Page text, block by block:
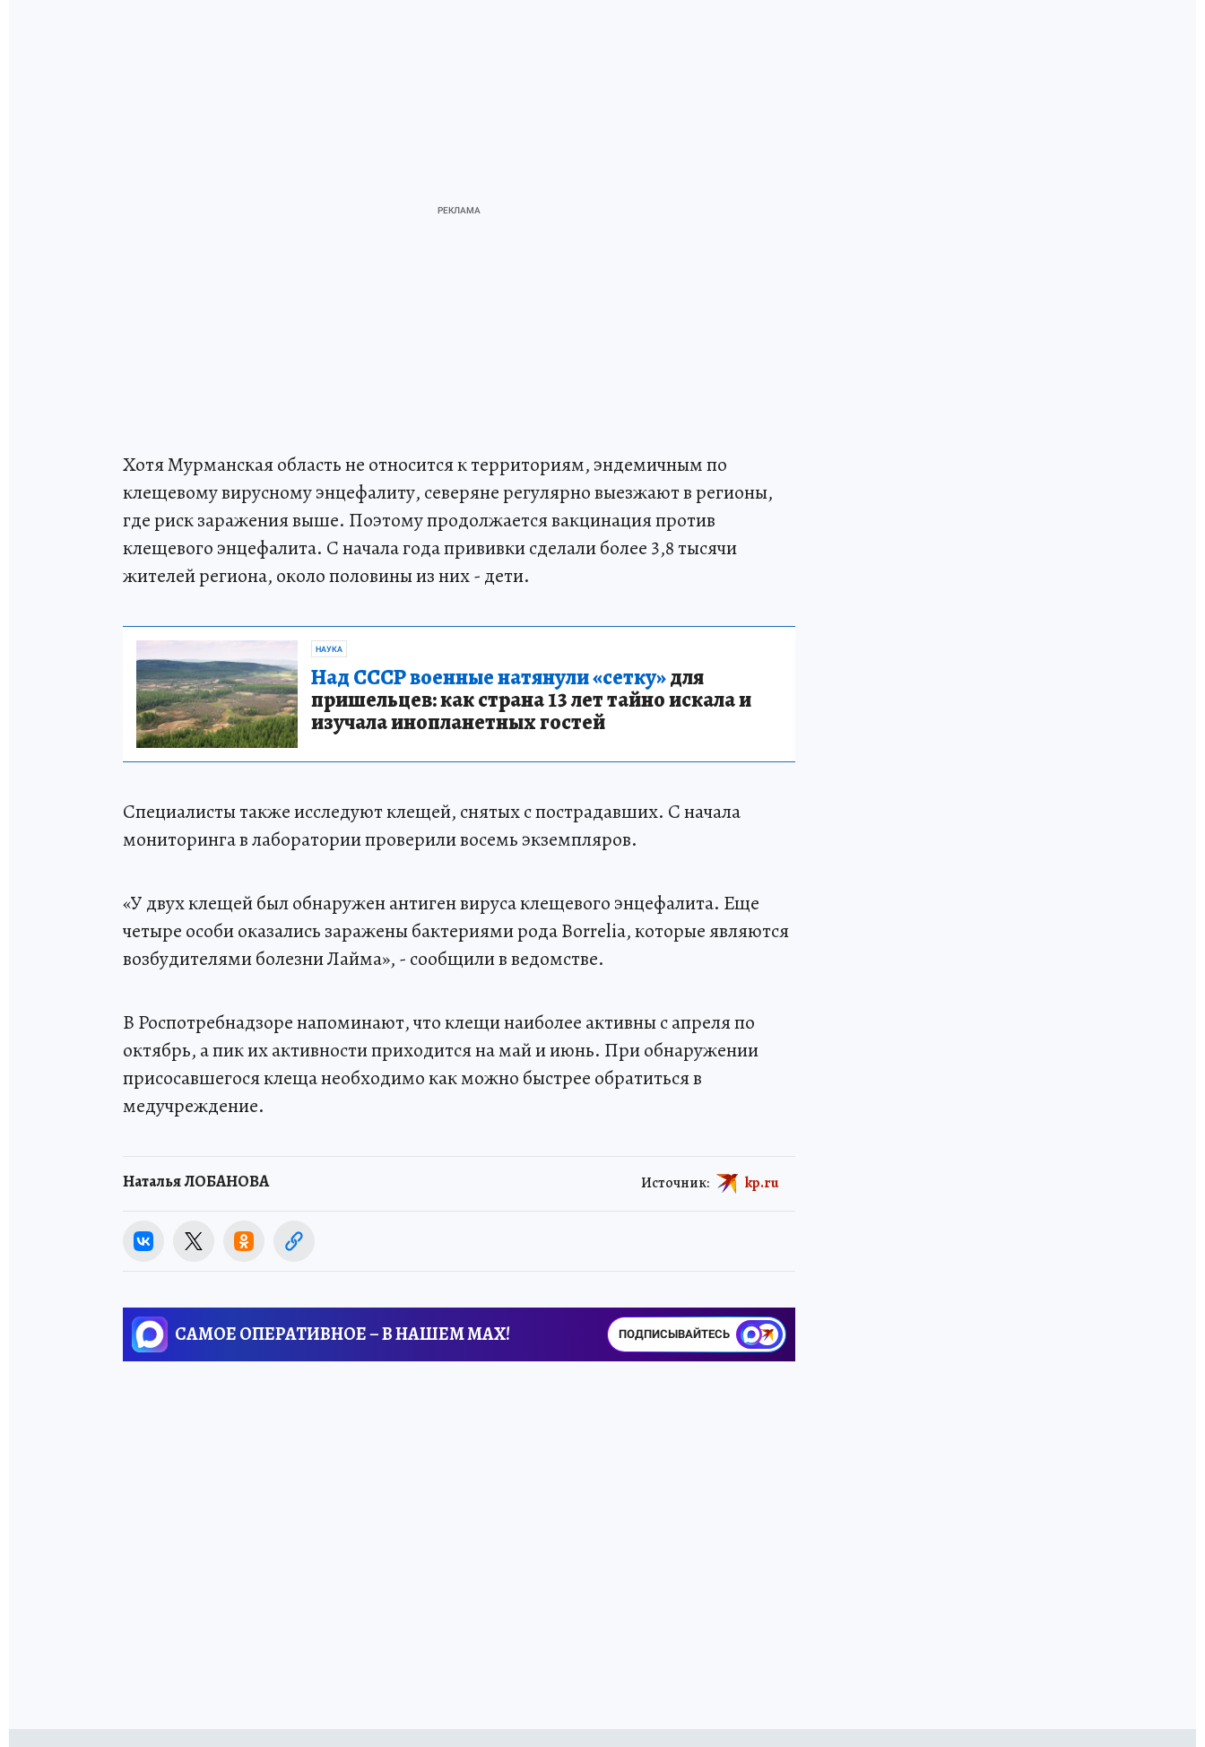
Хотя Мурманская область не относится к территориям, эндемичным по
клещевому вирусному энцефалиту, северяне регулярно выезжают в регионы,
где риск заражения выше. Поэтому продолжается вакцинация против
клещевого энцефалита. С начала года прививки сделали более 3,8 тысячи
жителей региона, около половины из них - дети.
НАУКА
Над СССР военные натянули «сетку»для
пришельцев: как страна 13 лет тайно искала и
изучала инопланетных гостей
Специалисты также исследуют клещей, снятых с пострадавших. С начала
мониторинга в лаборатории проверили восемь экземпляров.
«У двух клещей был обнаружен антиген вируса клещевого энцефалита. Еще
четыре особи оказались заражены бактериями рода Borrelia, которые являются
возбудителями болезни Лайма», - сообщили в ведомстве.
В Роспотребнадзоре напоминают, что клещи наиболее активны с апреля по
октябрь, а пик их активности приходится на май и июнь. При обнаружении
присосавшегося клеща необходимо как можно быстрее обратиться в
медучреждение.
Наталья ЛОБАНОВА Источник: kp.ru
САМОЕ ОПЕРАТИВНОЕ – В НАШЕМ MAX! ПОДПИСЫВАЙТЕСЬ